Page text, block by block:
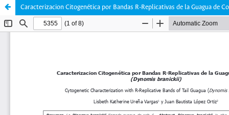
Caracterizacion Citogenética por Bandas R-Replicativas de la Guagua de